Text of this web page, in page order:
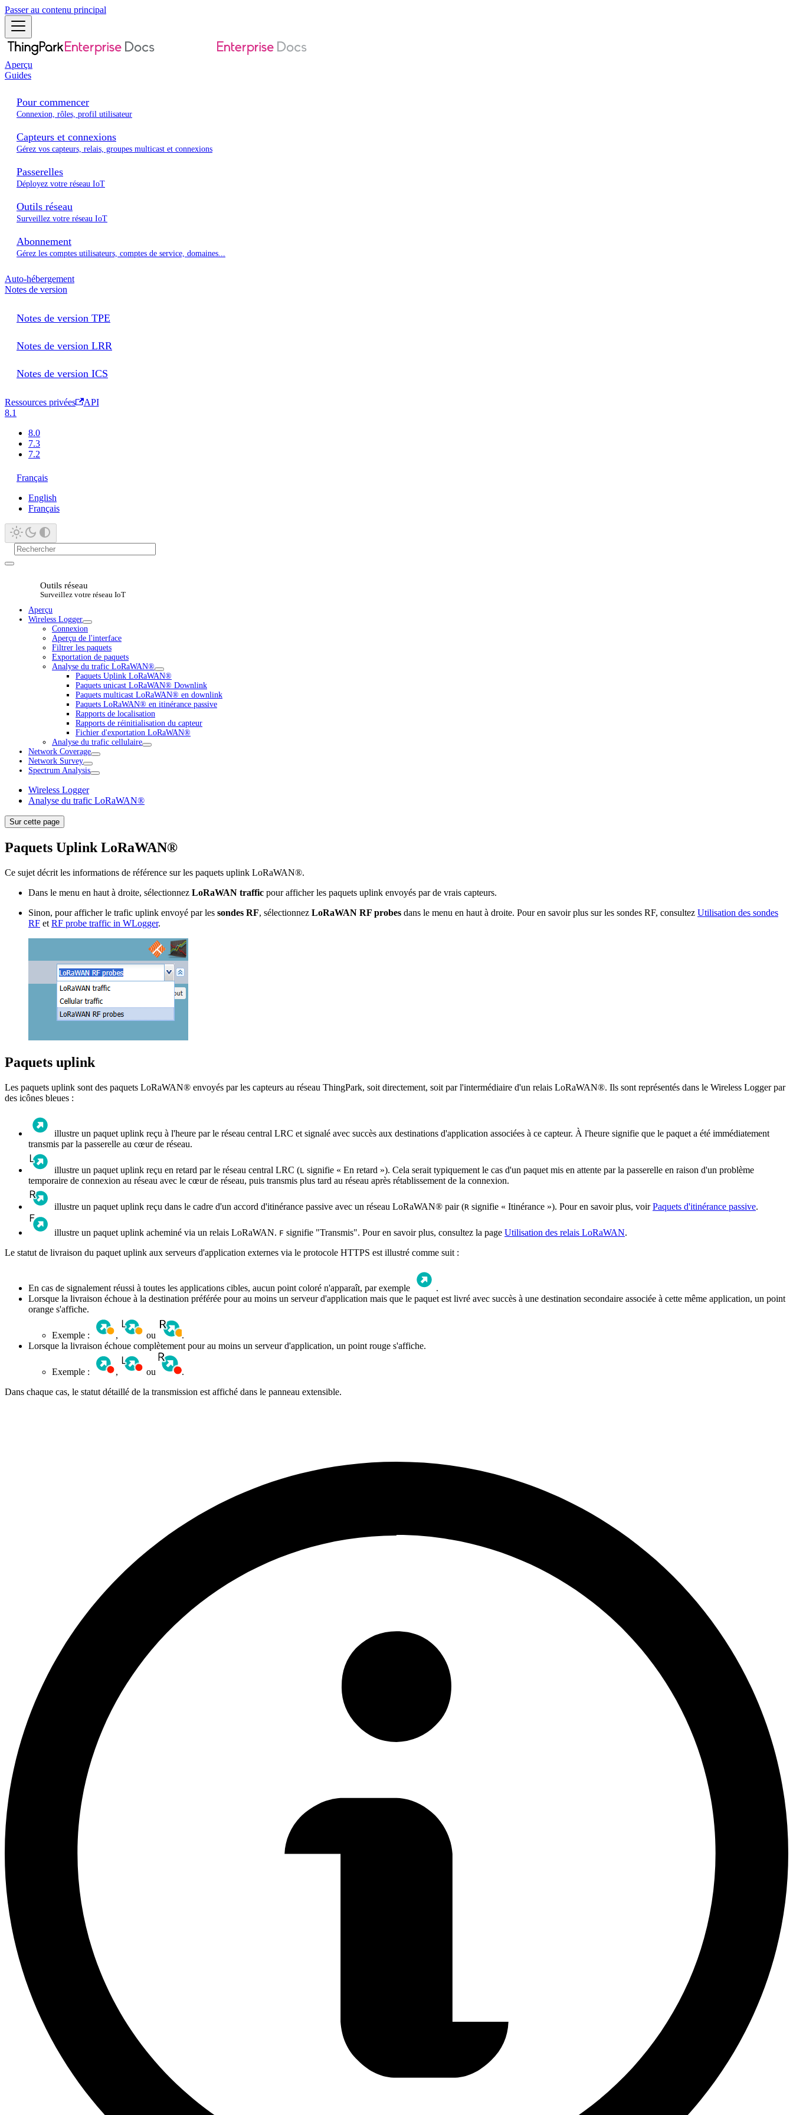
Passer au contenu principal
Aperçu
Guides
Pour commencer
Connexion, rôles, profil utilisateur
Capteurs et connexions
Gérez vos capteurs, relais, groupes multicast et connexions
Passerelles
Déployez votre réseau IoT
Outils réseau
Surveillez votre réseau IoT
Abonnement
Gérez les comptes utilisateurs, comptes de service, domaines...
Auto-hébergement
Notes de version
Notes de version TPE
Notes de version LRR
Notes de version ICS
Ressources privées
API
8.1
8.0
7.3
7.2
Français
English
Français
Outils réseau
Surveillez votre réseau IoT
Aperçu
Wireless Logger
Connexion
Aperçu de l'interface
Filtrer les paquets
Exportation de paquets
Analyse du trafic LoRaWAN®
Paquets Uplink LoRaWAN®
Paquets unicast LoRaWAN® Downlink
Paquets multicast LoRaWAN® en downlink
Paquets LoRaWAN® en itinérance passive
Rapports de localisation
Rapports de réinitialisation du capteur
Fichier d'exportation LoRaWAN®
Analyse du trafic cellulaire
Network Coverage
Network Survey
Spectrum Analysis
Wireless Logger
Analyse du trafic LoRaWAN®
Sur cette page
Paquets Uplink LoRaWAN®
Ce sujet décrit les informations de référence sur les paquets uplink LoRaWAN®.
Dans le menu en haut à droite, sélectionnez LoRaWAN traffic pour afficher les paquets uplink envoyés par de vrais capteurs.
Sinon, pour afficher le trafic uplink envoyé par les sondes RF, sélectionnez LoRaWAN RF probes dans le menu en haut à droite. Pour en savoir plus sur les sondes RF, consultez Utilisation des sondes
RF et RF probe traffic in WLogger.
Paquets uplink
Les paquets uplink sont des paquets LoRaWAN® envoyés par les capteurs au réseau ThingPark, soit directement, soit par l'intermédiaire d'un relais LoRaWAN®. Ils sont représentés dans le Wireless Logger par
des icônes bleues :
illustre un paquet uplink reçu à l'heure par le réseau central LRC et signalé avec succès aux destinations d'application associées à ce capteur. À l'heure signifie que le paquet a été immédiatement
transmis par la passerelle au cœur de réseau.
illustre un paquet uplink reçu en retard par le réseau central LRC (L signifie « En retard »). Cela serait typiquement le cas d'un paquet mis en attente par la passerelle en raison d'un problème
temporaire de connexion au réseau avec le cœur de réseau, puis transmis plus tard au réseau après rétablissement de la connexion.
illustre un paquet uplink reçu dans le cadre d'un accord d'itinérance passive avec un réseau LoRaWAN® pair (R signifie « Itinérance »). Pour en savoir plus, voirPaquets d'itinérance passive.
illustre un paquet uplink acheminé via un relais LoRaWAN. F signifie "Transmis". Pour en savoir plus, consultez la page Utilisation des relais LoRaWAN.
Le statut de livraison du paquet uplink aux serveurs d'application externes via le protocole HTTPS est illustré comme suit :
En cas de signalement réussi à toutes les applications cibles, aucun point coloré n'apparaît, par exemple
.
Lorsque la livraison échoue à la destination préférée pour au moins un serveur d'application mais que le paquet est livré avec succès à une destination secondaire associée à cette même application, un point
orange s'affiche.
Exemple : , ou
.
Lorsque la livraison échoue complètement pour au moins un serveur d'application, un point rouge s'affiche.
Exemple : , ou
.
Dans chaque cas, le statut détaillé de la transmission est affiché dans le panneau extensible.